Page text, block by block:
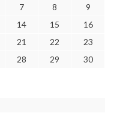
7 8
9
14 15
16
21 22
23
28 29
30